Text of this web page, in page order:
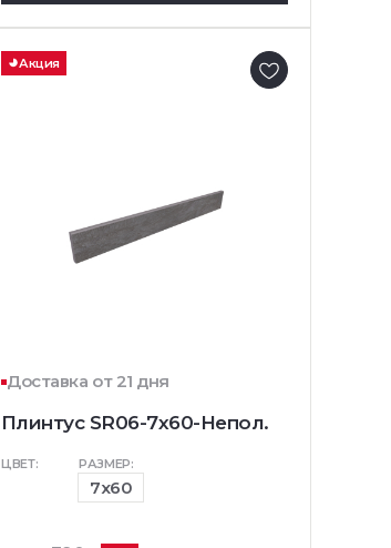
Акция
Доставка от 21 дня
Плинтус SR06-7x60-Непол.
ЦВЕТ: РАЗМЕР:
7x60